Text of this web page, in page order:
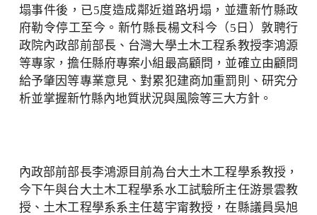
塌事件後，已5度造成鄰近道路坍塌，並遭新竹縣政
府勒令停工至今。新竹縣長楊文科今（5日）敦聘行
政院內政部前部長、台灣大學土木工程系教授李鴻源
等專家，擔任縣府專案小組最高顧問，並確立由顧問
給予肇因等專業意見、對累犯建商加重罰則、研究分
析並掌握新竹縣內地質狀況與風險等三大方針。
內政部前部長李鴻源目前為台大土木工程學系教授，
今下午與台大土木工程學系水工試驗所主任游景雲教
授、土木工程學系系主任葛宇甯教授，在縣議員吳旭